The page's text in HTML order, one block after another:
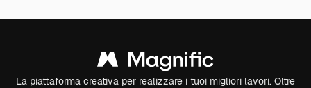
La piattaforma creativa per realizzare i tuoi migliori lavori. Oltre